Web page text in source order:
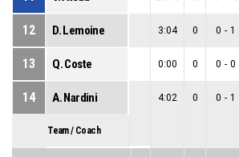
12 D. Lemoine 3:04 0 0 - 1
13 Q. Coste 0:00 0 0 - 0
14 A. Nardini 4:02 0 0 - 1
Team / Coach